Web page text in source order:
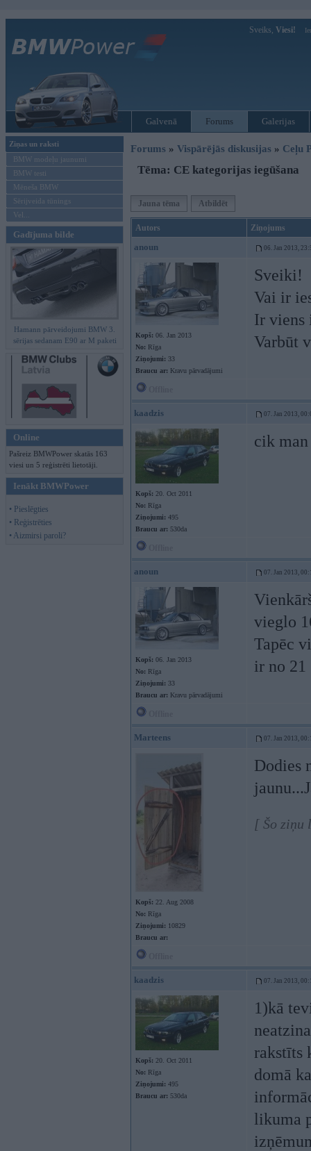
Sveiks, Viesi!
Galvenā Forums Galerijas
Ziņas un raksti
BMW modeļu jaunumi
BMW testi
Mēneša BMW
Sērijveida tūnings
Vel...
Gadījuma bilde
Hamann pārveidojumi BMW 3.
sērijas sedanam E90 ar M paketi
Online
Pašreiz BMWPower skatās 163
viesi un 5 reģistrēti lietotāji.
Ienākt BMWPower
• Pieslēgties
• Reģistrēties
• Aizmirsi paroli?
Forums » Vispārējās diskusijas » Ceļu
Tēma: CE kategorijas iegūšana
Jauna tēma Atbildēt
Autors Ziņojums
anoun 06. Jan 2013,
Kopš: 06. Jan 2013
No: Rīga
Ziņojumi: 33
Braucu ar: Kravu pārvadājumi
Sveiki!
Vai ir
Ir viens
Varbūt
kaadzis 07. Jan 2013,
Kopš: 20. Oct 2011
No: Rīga
Ziņojumi: 495
Braucu ar: 530da
cik man
anoun 07. Jan 2013,
Kopš: 06. Jan 2013
No: Rīga
Ziņojumi: 33
Braucu ar: Kravu pārvadājumi
vieglo
Tapēc
ir no 21
Marteens 07. Jan 2013,
Kopš: 22. Aug 2008
No: Rīga
Ziņojumi: 10829
Braucu ar:
Dodies
[ Šo ziņu
kaadzis 07. Jan 2013,
Kopš: 20. Oct 2011
No: Rīga
Ziņojumi: 495
Braucu ar: 530da
1)kā
rakstīts
domā
likuma